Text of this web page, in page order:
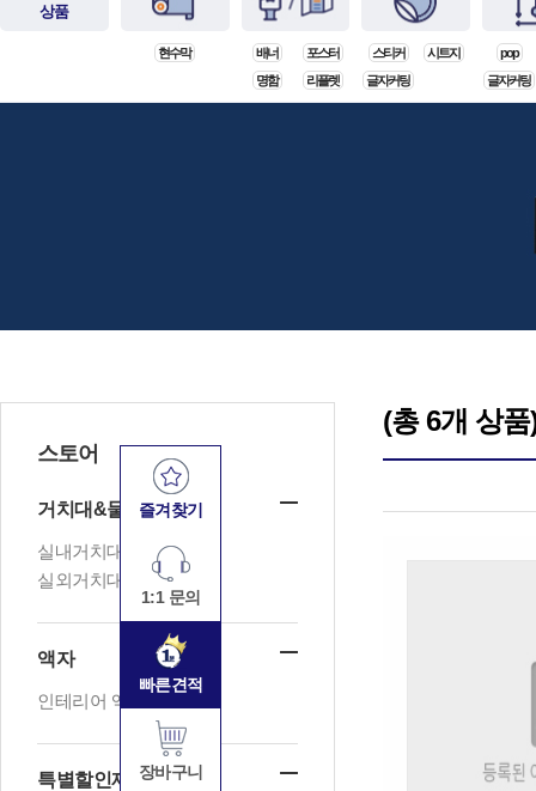
즐겨찾기
1:1 문의
빠른견적
장바구니
상품
현수막 배너
포스터
명함
리플렛
스티커
시트지
글자커팅
pop
글자커팅
스토어
거치대&물품창고
실내거치대
실외거치대
액자
인테리어 액자
특별할인제품
(총 6개 상품